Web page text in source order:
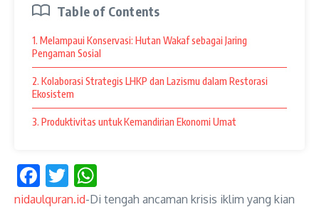
Table of Contents
1. Melampaui Konservasi: Hutan Wakaf sebagai Jaring
Pengaman Sosial
2. Kolaborasi Strategis LHKP dan Lazismu dalam Restorasi
Ekosistem
3. Produktivitas untuk Kemandirian Ekonomi Umat
Facebook
Twitter
nidaulquran.id-Di tengah ancaman krisis iklim yang kian